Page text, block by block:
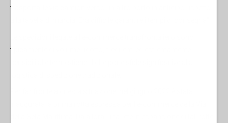
trasportarle via camion verso un altro porto in anticipo rispetto
alla tabella di marcia. Era difficile garantire i tempi di consegna".
tipicamente di volume ridotto, frequenti ed estremamente
sensibili alle tempistiche, il che pone sfide significative alla
inaugurata la prima rotta espressa per l'e-commerce della Via
della Seta Marittima. Da allora, una rete in espansione di tali rotte